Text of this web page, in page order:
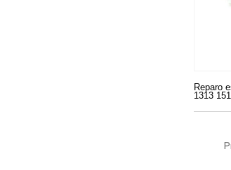
Reparo
1313